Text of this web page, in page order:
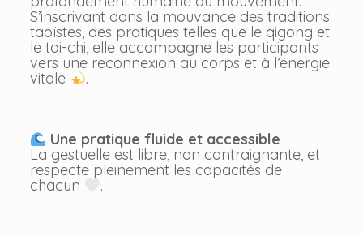
S’inscrivant dans la mouvance des traditions
taoïstes, des pratiques telles que le qigong et
le tai-chi, elle accompagne les participants
vers une reconnexion au corps et à l’énergie
vitale
.
Une pratique fluide et accessible
La gestuelle est libre, non contraignante, et
respecte pleinement les capacités de
chacun
.